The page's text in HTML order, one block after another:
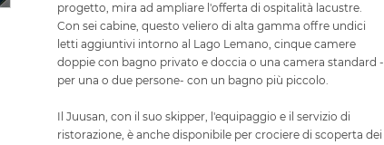
progetto, mira ad ampliare l'offerta di ospitalità lacustre.
Con sei cabine, questo veliero di alta gamma offre undici
letti aggiuntivi intorno al Lago Lemano, cinque camere
doppie con bagno privato e doccia o una camera standard -
per una o due persone- con un bagno più piccolo.
Il Juusan, con il suo skipper, l'equipaggio e il servizio di
ristorazione, è anche disponibile per crociere di scoperta dei